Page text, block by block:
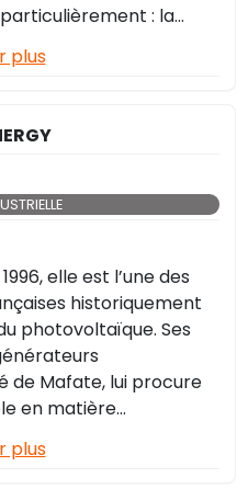
: la
cœur de notre
une tranquillité
plus
elle est l’une des
historiquement
Ses
de Mafate, lui procure
en matière
plus